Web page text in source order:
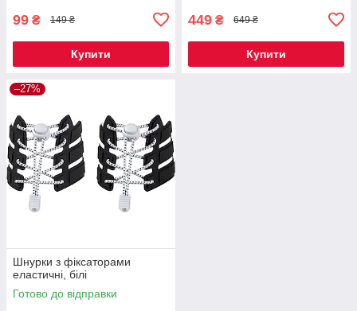
99 ₴ 149 ₴
Купити
449 ₴ 649 ₴
Купити
–27%
Шнурки з фіксаторами
еластичні, білі
Готово до відправки